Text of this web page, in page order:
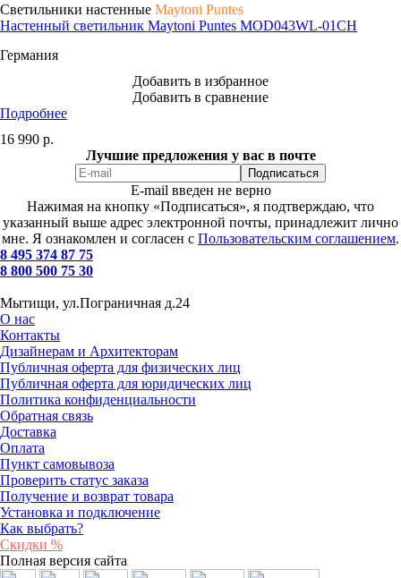
Светильники настенные Maytoni Puntes
Настенный светильник Maytoni Puntes MOD043WL-01CH
Германия
Добавить в избранное
Добавить в сравнение
Подробнее
16 990 р.
Лучшие предложения у вас в почте
E-mail введен не верно
Нажимая на кнопку «Подписаться», я подтверждаю, что
указанный выше адрес электронной почты, принадлежит лично
мне. Я ознакомлен и согласен с Пользовательским соглашением.
8 495 374 87 75
8 800 500 75 30
Мытищи, ул.Пограничная д.24
О нас
Контакты
Дизайнерам и Архитекторам
Публичная оферта для физических лиц
Публичная оферта для юридических лиц
Политика конфиденциальности
Обратная связь
Доставка
Оплата
Пункт самовывоза
Проверить статус заказа
Получение и возврат товара
Установка и подключение
Как выбрать?
Скидки %
Полная версия сайта